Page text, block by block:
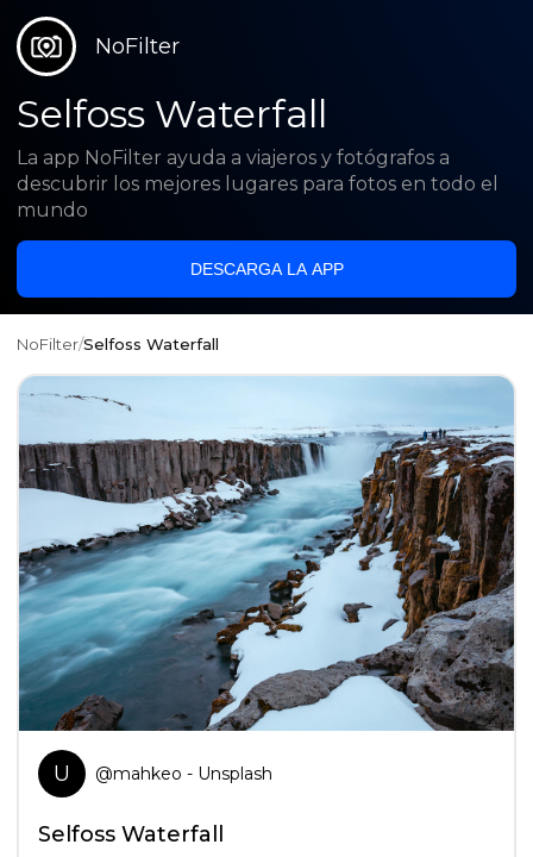
NoFilter
Selfoss Waterfall
La app NoFilter ayuda a viajeros y fotógrafos a
descubrir los mejores lugares para fotos en todo el
mundo
DESCARGA LA APP
NoFilter/Selfoss Waterfall
U @mahkeo - Unsplash
Selfoss Waterfall